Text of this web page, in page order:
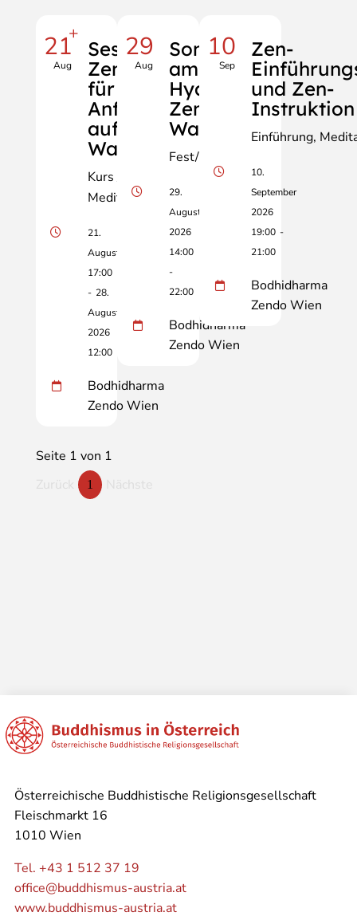
21+
Aug
Sesshin light,
Zen-Retreat
für
AnfängerInnen
auf der Hohen
Wand
Kurs / Retreat
Meditation
21.
August
17:00
- 28.
August
2026
12:00
Bodhidharma
Zendo Wien
29
Aug
Sommerfest
am
Hyakujōgan
Zendo Hohe
Wand
Fest/Zeremonie
29.
August
2026
14:00
-
22:00
Bodhidharma
Zendo Wien
10
Sep
Zen-
und Zen-
Instruktion
Einführung
10.
September
2026
19:00 -
21:00
Bodhidharma
Zendo Wien
Seite 1 von 1
1
Österreichische Buddhistische Religionsgesellschaft
Fleischmarkt 16
1010 Wien
Tel. +43 1 512 37 19
office@buddhismus-austria.at
www.buddhismus-austria.at